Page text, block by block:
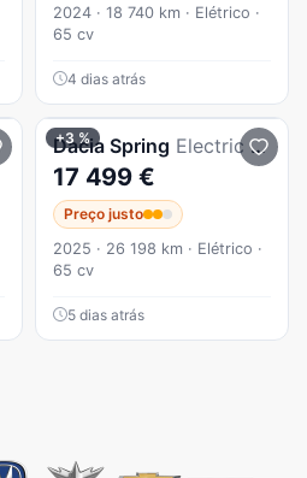
2024 · 18 740 km · Elétrico ·
65 cv
4 dias atrás
+3 %
Dacia Spring Electric 65 Extreme
17 499 €
Preço justo
2025 · 26 198 km · Elétrico ·
65 cv
5 dias atrás